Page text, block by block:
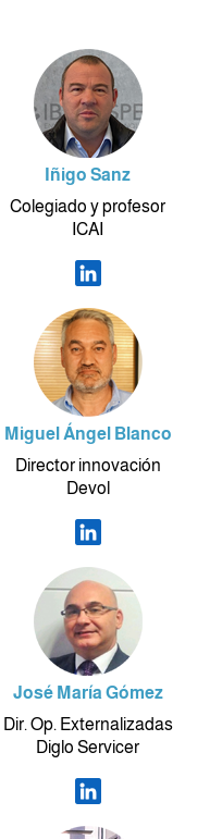
Iñigo Sanz
Colegiado y profesor
ICAI
Miguel Ángel Blanco
Director innovación
Devol
José María Gómez
Dir. Op. Externalizadas
Diglo Servicer